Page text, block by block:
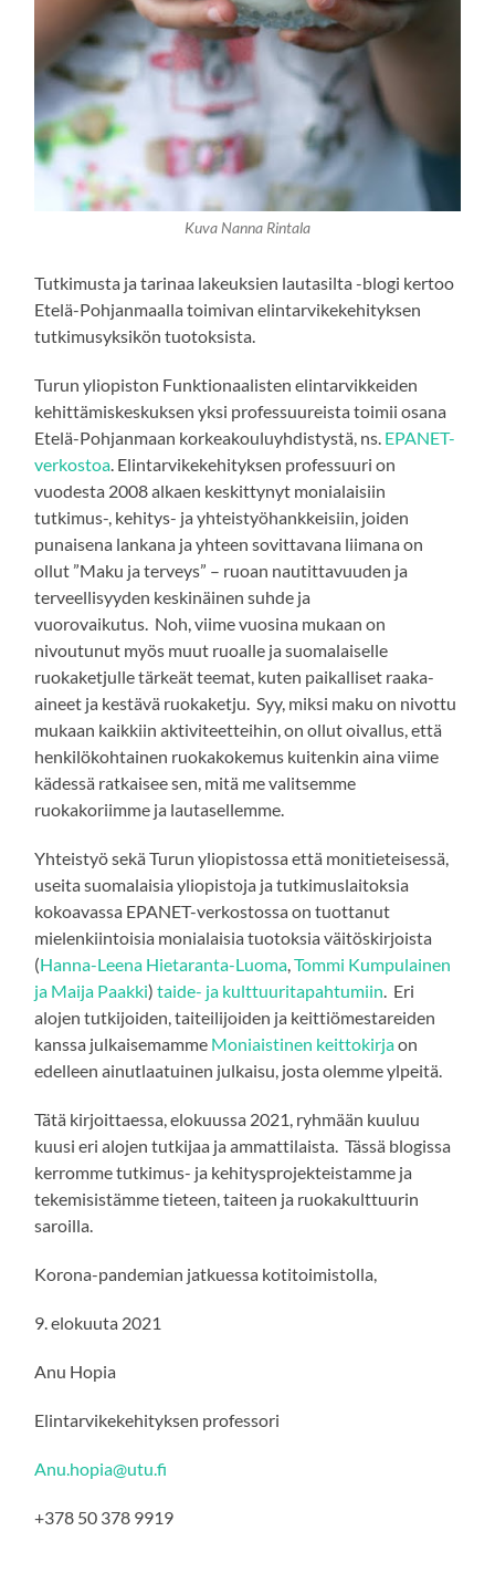
Kuva Nanna Rintala
Tutkimusta ja tarinaa lakeuksien lautasilta -blogi kertoo
Etelä-Pohjanmaalla toimivan elintarvikekehityksen
tutkimusyksikön tuotoksista.
Turun yliopiston Funktionaalisten elintarvikkeiden
kehittämiskeskuksen yksi professuureista toimii osana
Etelä-Pohjanmaan korkeakouluyhdistystä, ns. EPANET-
verkostoa. Elintarvikekehityksen professuuri on
vuodesta 2008 alkaen keskittynyt monialaisiin
tutkimus-, kehitys- ja yhteistyöhankkeisiin, joiden
punaisena lankana ja yhteen sovittavana liimana on
ollut ”Maku ja terveys” – ruoan nautittavuuden ja
terveellisyyden keskinäinen suhde ja
vuorovaikutus. Noh, viime vuosina mukaan on
nivoutunut myös muut ruoalle ja suomalaiselle
ruokaketjulle tärkeät teemat, kuten paikalliset raaka-
aineet ja kestävä ruokaketju. Syy, miksi maku on nivottu
mukaan kaikkiin aktiviteetteihin, on ollut oivallus, että
henkilökohtainen ruokakokemus kuitenkin aina viime
kädessä ratkaisee sen, mitä me valitsemme
ruokakoriimme ja lautasellemme.
Yhteistyö sekä Turun yliopistossa että monitieteisessä,
useita suomalaisia yliopistoja ja tutkimuslaitoksia
kokoavassa EPANET-verkostossa on tuottanut
mielenkiintoisia monialaisia tuotoksia väitöskirjoista
(Hanna-Leena Hietaranta-Luoma,Tommi Kumpulainen
ja Maija Paakki)taide- ja kulttuuritapahtumiin. Eri
alojen tutkijoiden, taiteilijoiden ja keittiömestareiden
kanssa julkaisemamme Moniaistinen keittokirjaon
edelleen ainutlaatuinen julkaisu, josta olemme ylpeitä.
Tätä kirjoittaessa, elokuussa 2021, ryhmään kuuluu
kuusi eri alojen tutkijaa ja ammattilaista. Tässä blogissa
kerromme tutkimus- ja kehitysprojekteistamme ja
tekemisistämme tieteen, taiteen ja ruokakulttuurin
saroilla.
Korona-pandemian jatkuessa kotitoimistolla,
9. elokuuta 2021
Anu Hopia
Elintarvikekehityksen professori
Anu.hopia@utu.fi
+378 50 378 9919